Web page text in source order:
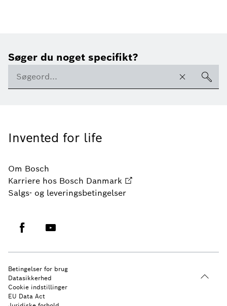
Søger du noget specifikt?
Invented for life
Om Bosch
Karriere hos Bosch Danmark
Salgs- og leveringsbetingelser
Betingelser for brug
Datasikkerhed
Cookie indstillinger
EU Data Act